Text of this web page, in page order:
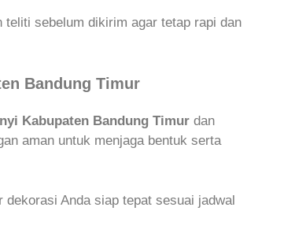
sebelum dikirim agar tetap rapi dan
Bandung Timur
Kabupaten Bandung Timur dan
aman untuk menjaga bentuk serta
Anda siap tepat sesuai jadwal